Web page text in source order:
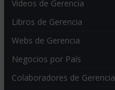
Videos de Gerencia
Libros de Gerencia
Webs de Gerencia
Negocios por País
Colaboradores de Gerencia